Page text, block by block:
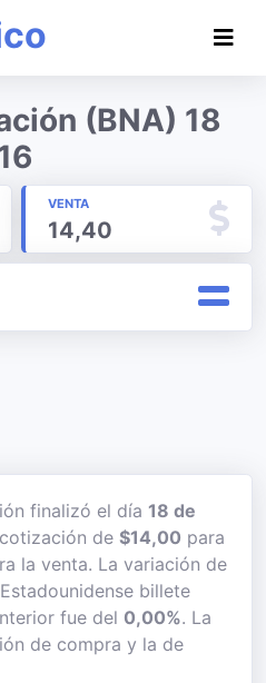
(BNA) 18
VENTA
14,40
finalizó el día 18 de
de $14,00 para
la venta. La variación de
billete
fue del 0,00%. La
de compra y la de